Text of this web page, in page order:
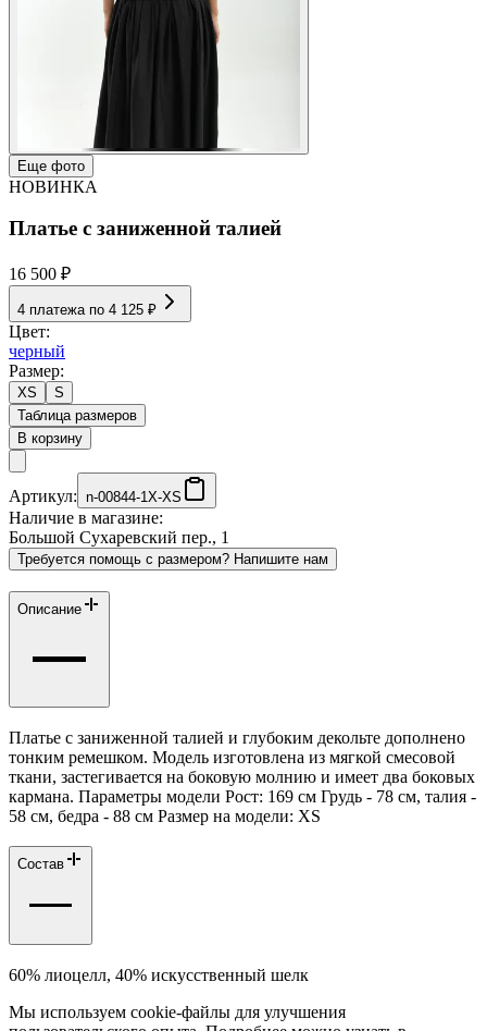
Еще фото
НОВИНКА
Платье с заниженной талией
16 500 ₽
4 платежа по 4 125 ₽
Цвет:
черный
Размер:
XS
S
Таблица размеров
В корзину
Артикул: n-00844-1X-XS
Наличие в магазине:
Большой Сухаревский пер., 1
Требуется помощь с размером? Напишите нам
Описание
Платье с заниженной талией и глубоким декольте дополнено
тонким ремешком. Модель изготовлена из мягкой смесовой
ткани, застегивается на боковую молнию и имеет два боковых
кармана. Параметры модели Рост: 169 см Грудь - 78 см, талия -
58 см, бедра - 88 см Размер на модели: XS
Состав
60% лиоцелл, 40% искусственный шелк
Мы используем cookie-файлы для улучшения